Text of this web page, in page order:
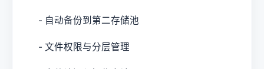
- 自动备份到第二存储池
- 文件权限与分层管理